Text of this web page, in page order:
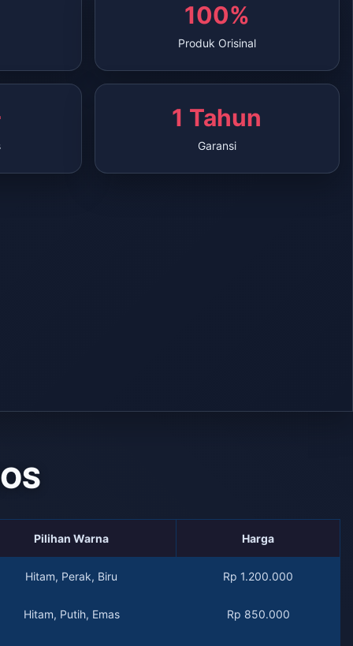
100%
Produk Orisinal
1 Tahun
Garansi
Pilihan Warna Harga
Hitam, Perak, Biru Rp 1.200.000
Hitam, Putih, Emas Rp 850.000